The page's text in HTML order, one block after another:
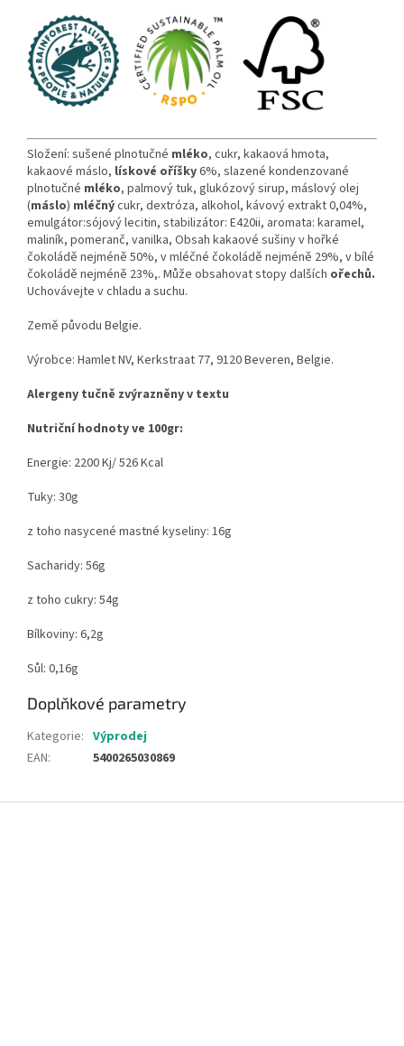
Složení: sušené plnotučné mléko, cukr, kakaová hmota,
kakaové máslo, lískové oříšky6%, slazené kondenzované
plnotučné mléko, palmový tuk, glukózový sirup, máslový olej
(máslo) mléčnýcukr, dextróza, alkohol, kávový extrakt 0,04%,
emulgátor:sójový lecitin, stabilizátor: E420ii, aromata: karamel,
maliník, pomeranč, vanilka, Obsah kakaové sušiny v hořké
čokoládě nejméně 50%, v mléčné čokoládě nejméně 29%, v bílé
čokoládě nejméně 23%,. Může obsahovat stopy dalších ořechů.
Uchovávejte v chladu a suchu.
Země původu Belgie.
Výrobce: Hamlet NV, Kerkstraat 77, 9120 Beveren, Belgie.
Alergeny tučně zvýrazněny v textu
Nutriční hodnoty ve 100gr:
Energie: 2200 Kj/ 526 Kcal
Tuky: 30g
z toho nasycené mastné kyseliny: 16g
Sacharidy: 56g
z toho cukry: 54g
Bílkoviny: 6,2g
Sůl: 0,16g
Doplňkové parametry
Kategorie: Výprodej
EAN: 5400265030869